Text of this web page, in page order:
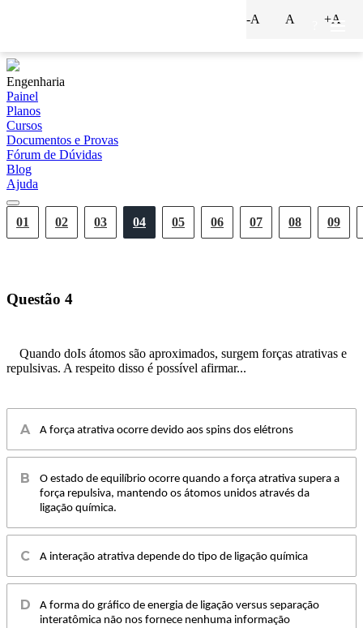
Engenharia
Painel
Planos
Cursos
Documentos e Provas
Fórum de Dúvidas
Blog
Ajuda
01 02 03 04 05 06 07 08 09
-A A +A
Questão 4
Quando doIs átomos são aproximados, surgem forças atrativas e
repulsivas. A respeito disso é possível afirmar...
A força atrativa ocorre devido aos spins dos elétrons
O estado de equilíbrio ocorre quando a força atrativa supera a
força repulsiva, mantendo os átomos unidos através da
ligação química.
A interação atrativa depende do tipo de ligação química
A forma do gráfico de energia de ligação versus separação
interatômica não nos fornece nenhuma informação